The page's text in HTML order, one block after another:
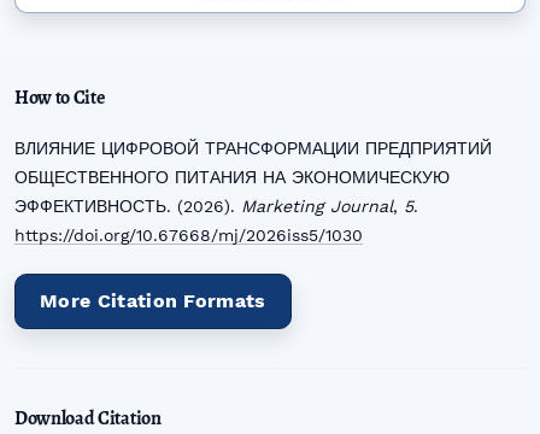
How to Cite
ВЛИЯНИЕ ЦИФРОВОЙ ТРАНСФОРМАЦИИ ПРЕДПРИЯТИЙ
ОБЩЕСТВЕННОГО ПИТАНИЯ НА ЭКОНОМИЧЕСКУЮ
ЭФФЕКТИВНОСТЬ. (2026). Marketing Journal, 5.
https://doi.org/10.67668/mj/2026iss5/1030
More Citation Formats
Download Citation